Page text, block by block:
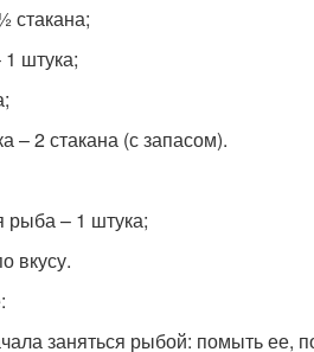
стакана;
штука;
– 2 стакана (с запасом).
рыба – 1 штука;
вкусу.
заняться рыбой: помыть ее,